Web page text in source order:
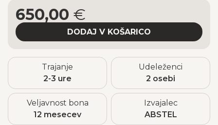
650,00 €
Trajanje
2-3 ure
Udeleženci
2 osebi
Veljavnost bona
12 mesecev
Izvajalec
ABSTEL